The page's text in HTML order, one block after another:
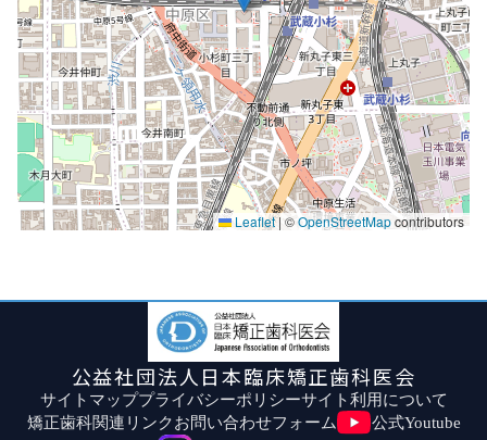
Leaflet | ©OpenStreetMapcontributors
公益社団法人日本臨床矯正歯科医会
サイトマッププライバシーポリシーサイト利用について
矯正歯科関連リンクお問い合わせフォーム 公式Youtube